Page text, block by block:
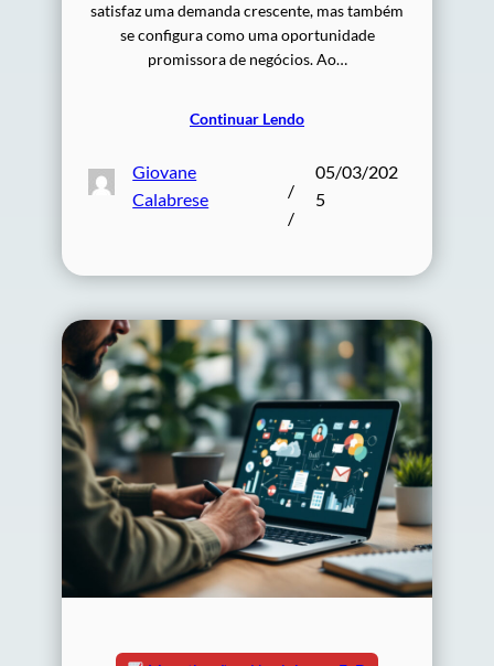
satisfaz uma demanda crescente, mas também
se configura como uma oportunidade
promissora de negócios. Ao…
Continuar Lendo
Giovane
Calabrese
/
/
05/03/202
5